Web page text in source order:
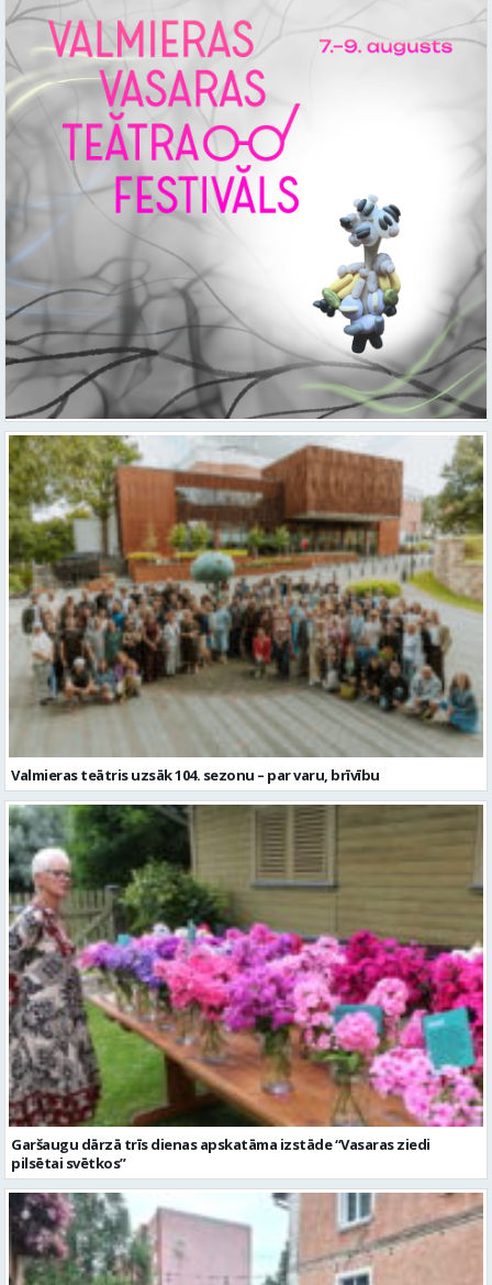
Valmieras teātris uzsāk 104. sezonu – par varu, brīvību
Garšaugu dārzā trīs dienas apskatāma izstāde “Vasaras ziedi
pilsētai svētkos”